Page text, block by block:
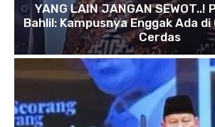
YANG LAIN JANGAN SEWOT..!
Bahlil: Kampusnya Enggak Ada
Cerdas